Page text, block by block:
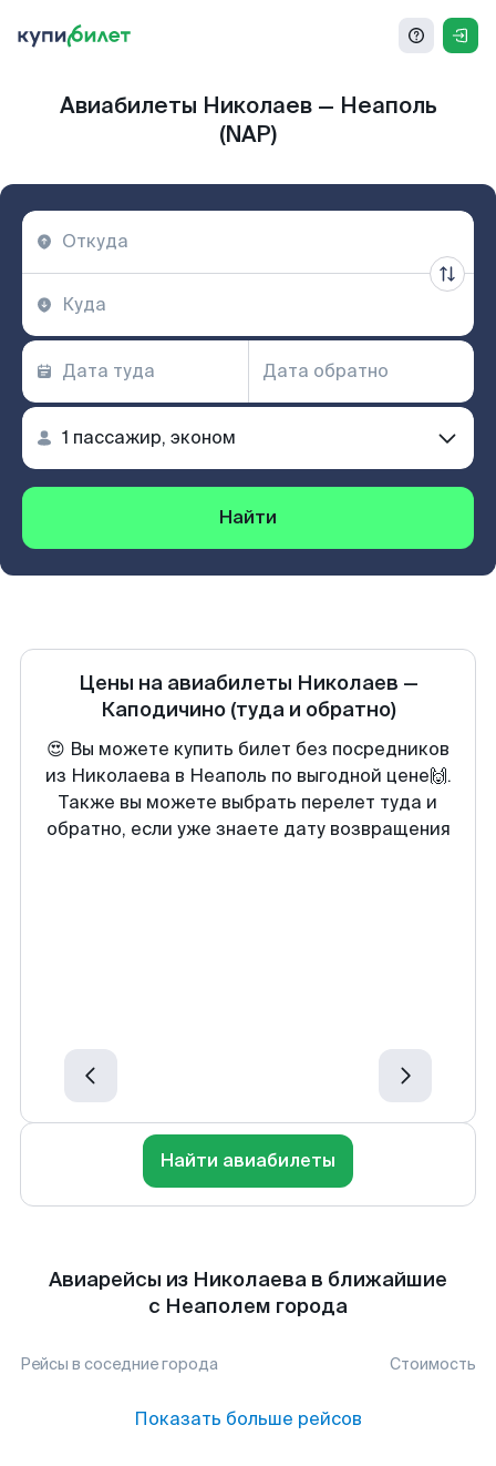
Авиабилеты Николаев — Неаполь
(NAP)
Найти
Цены на авиабилеты Николаев —
Каподичино (туда и обратно)
😍 Вы можете купить билет без посредников
из Николаева в Неаполь по выгодной цене🙌.
Также вы можете выбрать перелет туда и
обратно, если уже знаете дату возвращения
Найти авиабилеты
Авиарейсы из Николаева в ближайшие
с Неаполем города
Рейсы в соседние города Стоимость
Показать больше рейсов